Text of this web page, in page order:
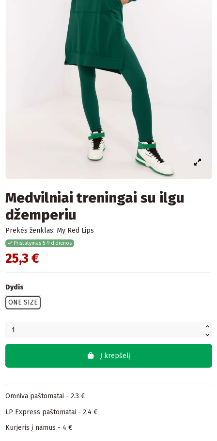
Medvilniai treningai su ilgu
džemperiu
Prekės ženklas: My Red Lips
Pristatymas 5-9 d.dienos
25,3 €
Dydis
ONE SIZE
Į krepšelį
Omniva paštomatai - 2.3 €
LP Express paštomatai - 2.4 €
Kurjeris į namus - 4 €